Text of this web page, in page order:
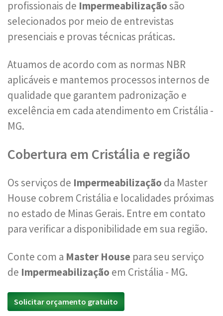
profissionais de Impermeabilizaçãosão
selecionados por meio de entrevistas
presenciais e provas técnicas práticas.
Atuamos de acordo com as normas NBR
aplicáveis e mantemos processos internos de
qualidade que garantem padronização e
excelência em cada atendimento em Cristália -
MG.
Cobertura em Cristália e região
Os serviços de Impermeabilização da Master
House cobrem Cristália e localidades próximas
no estado de Minas Gerais. Entre em contato
para verificar a disponibilidade em sua região.
Conte com a Master House para seu serviço
de Impermeabilização em Cristália - MG.
Solicitar orçamento gratuito